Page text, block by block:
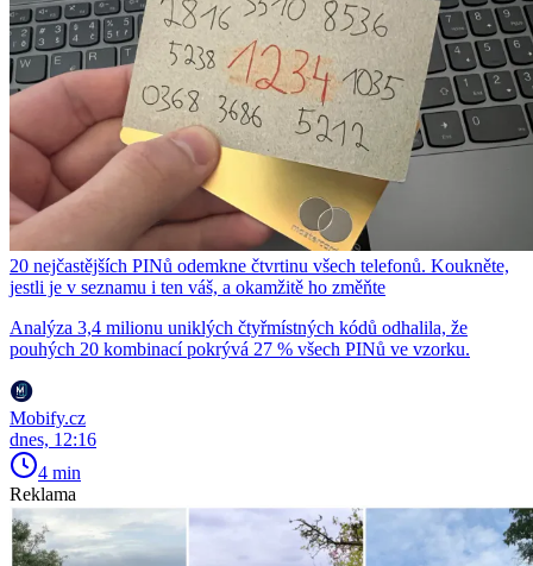
20 nejčastějších PINů odemkne čtvrtinu všech telefonů. Koukněte,
jestli je v seznamu i ten váš, a okamžitě ho změňte
Analýza 3,4 milionu uniklých čtyřmístných kódů odhalila, že
pouhých 20 kombinací pokrývá 27 % všech PINů ve vzorku.
Mobify.cz
dnes, 12:16
4 min
Reklama